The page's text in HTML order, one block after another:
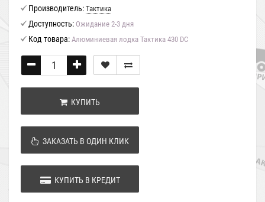
Производитель: Тактика
Доступность: Ожидание 2-3 дня
Код товара: Алюминиевая лодка Тактика 430 DC
КУПИТЬ
ЗАКАЗАТЬ В ОДИН КЛИК
КУПИТЬ В КРЕДИТ